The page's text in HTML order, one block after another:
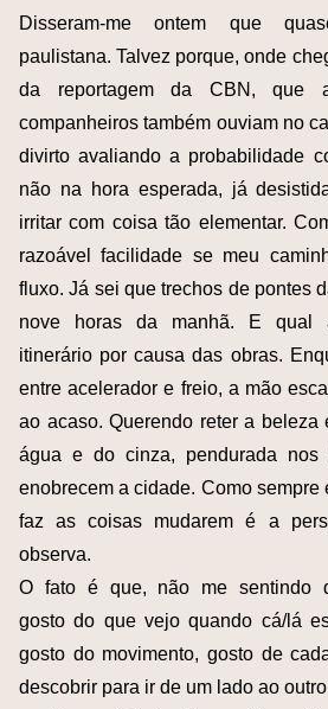
Disseram-me ontem que
paulistana. Talvez porque, onde
da reportagem da CBN, que
companheiros também ouviam no
divirto avaliando a probabilidade
não na hora esperada, já
irritar com coisa tão elementar.
razoável facilidade se meu
fluxo. Já sei que trechos de pontes
nove horas da manhã. E qual
itinerário por causa das obras.
entre acelerador e freio, a mão
ao acaso. Querendo reter a beleza
água e do cinza, pendurada nos
enobrecem a cidade. Como sempre
faz as coisas mudarem é a
observa.
O fato é que, não me sentindo
gosto do que vejo quando cá/lá
gosto do movimento, gosto de
descobrir para ir de um lado ao